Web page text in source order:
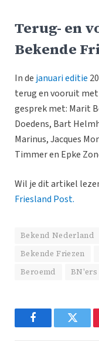
Terug- en
Bekende
In de januari editie
terug en vooruit met
gesprek met: Marit
Doedens, Bart
Marinus, Jacques
Timmer en Epke
Wil je dit artikel
Friesland Post.
Bekend Nederland
Bekende Friezen
Beroemd
BN'ers
Facebook